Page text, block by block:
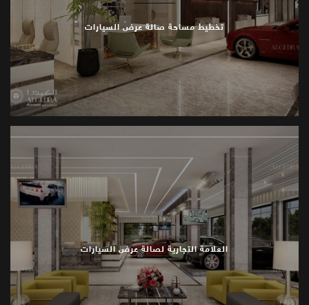
تخطيط مساحة صالة عرض السيارات
العلامة التجارية لصالة عرض السيارات